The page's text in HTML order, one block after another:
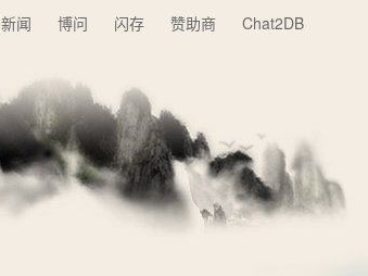
新闻 博问 闪存 赞助商 Chat2DB